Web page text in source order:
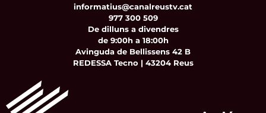
informatius@canalreustv.cat
977 300 509
De dilluns a divendres
de 9:00h a 18:00h
Avinguda de Bellissens 42 B
REDESSA Tecno | 43204 Reus